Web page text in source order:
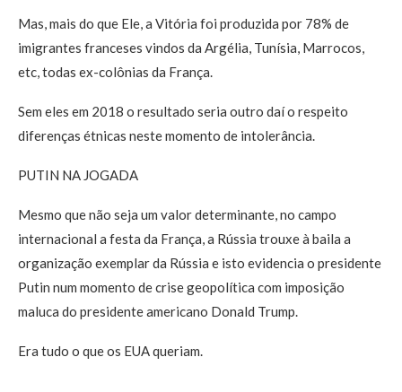
Mas, mais do que Ele, a Vitória foi produzida por 78% de
imigrantes franceses vindos da Argélia, Tunísia, Marrocos,
etc, todas ex-colônias da França.
Sem eles em 2018 o resultado seria outro daí o respeito
diferenças étnicas neste momento de intolerância.
PUTIN NA JOGADA
Mesmo que não seja um valor determinante, no campo
internacional a festa da França, a Rússia trouxe à baila a
organização exemplar da Rússia e isto evidencia o presidente
Putin num momento de crise geopolítica com imposição
maluca do presidente americano Donald Trump.
Era tudo o que os EUA queriam.